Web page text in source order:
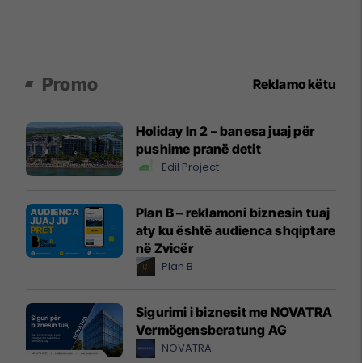
Promo Reklamo këtu
Holiday In 2 – banesa juaj për
pushime pranë detit
Edil Project
Plan B – reklamoni biznesin tuaj
aty ku është audienca shqiptare
në Zvicër
Plan B
Sigurimi i biznesit me NOVATRA
Vermögensberatung AG
NOVATRA